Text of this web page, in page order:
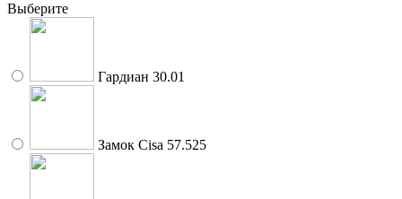
Выберите
Гардиан 30.01
Замок Cisa 57.525